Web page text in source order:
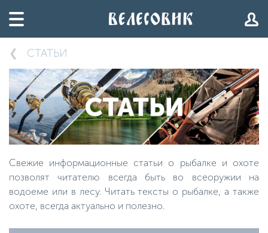
СТАТЬИ
Свежие информационные статьи о рыбалке и охоте
позволят читателю всегда быть во всеоружии на
водоеме или в лесу. Читать тексты о рыбалке, а также
охоте, всегда актуально и полезно.